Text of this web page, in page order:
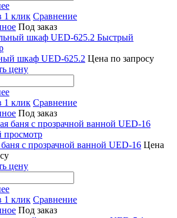
1 клик Сравнение
Под заказ
Быстрый
шкаф UED-625.2 Цена по запросу
цену
1 клик Сравнение
Под заказ
просмотр
с прозрачной ванной UED-16 Цена
цену
1 клик Сравнение
Под заказ